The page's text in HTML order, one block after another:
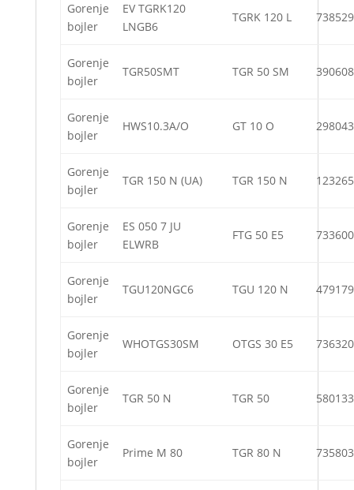
Gorenje
bojler
EV TGRK120
LNGB6
TGRK 120 L 738529
Gorenje
bojler
TGR50SMT TGR 50 SM 390608
Gorenje
bojler
HWS10.3A/O GT 10 O 298043
Gorenje
bojler
TGR 150 N (UA) TGR 150 N 123265
Gorenje
bojler
ES 050 7 JU
ELWRB
FTG 50 E5 733600
Gorenje
bojler
TGU120NGC6 TGU 120 N 479179
Gorenje
bojler
WHOTGS30SM OTGS 30 E5 736320
Gorenje
bojler
TGR 50 N TGR 50 580133
Gorenje
bojler
Prime M 80 TGR 80 N 735803